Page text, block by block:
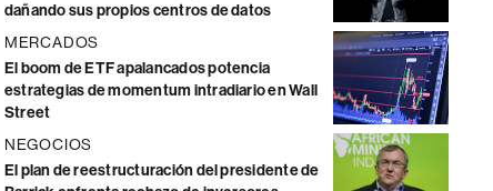
dañando sus propios centros de datos
MERCADOS
El boom de ETF apalancados potencia
estrategias de momentum intradiario en Wall
Street
NEGOCIOS
El plan de reestructuración del presidente de